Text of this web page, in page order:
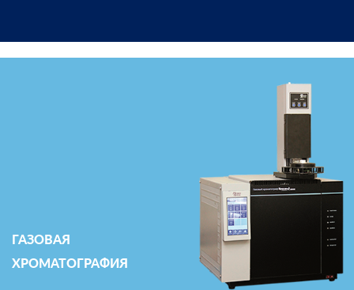
ГАЗОВАЯ
ХРОМАТОГРАФИЯ